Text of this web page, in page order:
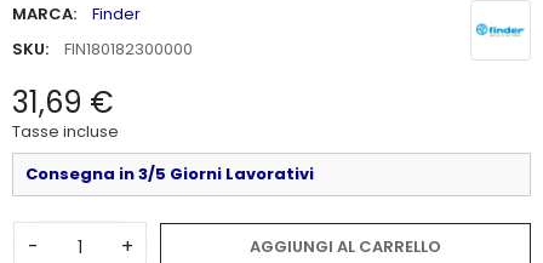
MARCA:
Finder
SKU:
FIN180182300000
31,69 €
Tasse incluse
Consegna in 3/5 Giorni Lavorativi
- + AGGIUNGI AL CARRELLO